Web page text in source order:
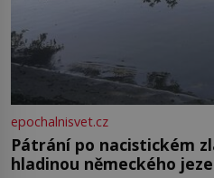
epochalnisvet.cz
Pátrání po nacistickém
hladinou německého